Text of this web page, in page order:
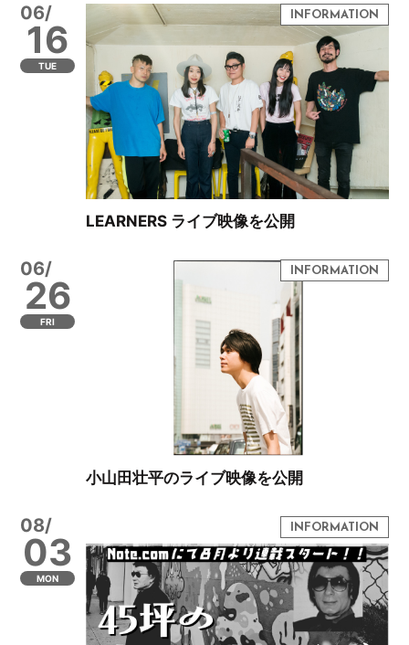
06/
16
TUE
LEARNERS ライブ映像を公開
06/
26
FRI
小山田壮平のライブ映像を公開
08/
03
MON